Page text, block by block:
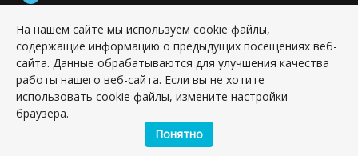
Конфиденциальность персональной информации
Copyright © 2026 ИП Григорьян Юлия Сергеевна, ИНН:
501703338416
На нашем сайте мы используем cookie файлы,
содержащие информацию о предыдущих посещениях веб-
сайта. Данные обрабатываются для улучшения качества
работы нашего веб-сайта. Если вы не хотите
использовать cookie файлы, измените настройки
браузера.
Понятно